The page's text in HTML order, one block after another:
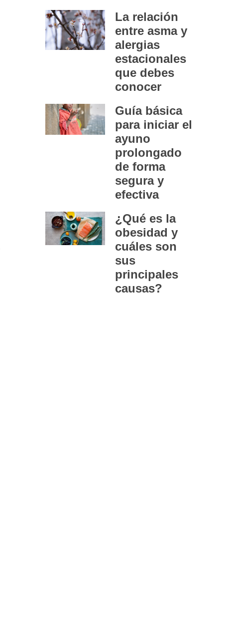
La relación
entre asma y
alergias
estacionales
que debes
conocer
Guía básica
para iniciar el
ayuno
prolongado
de forma
segura y
efectiva
¿Qué es la
obesidad y
cuáles son
sus
principales
causas?